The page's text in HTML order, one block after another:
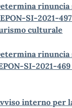
rinuncia
SI-2021-
culturale
rinuncia
SI-2021-
interno per